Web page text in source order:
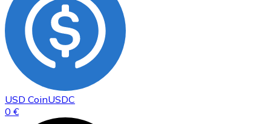
USD CoinUSDC
0 €